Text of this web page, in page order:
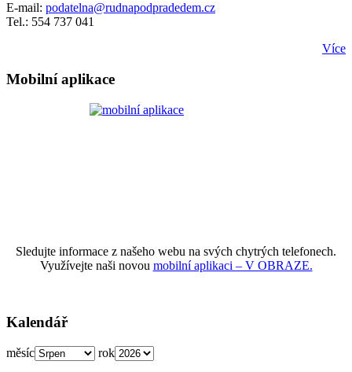
E-mail: podatelna@rudnapodpradedem.cz
Tel.: 554 737 041
Více
Mobilní aplikace
Sledujte informace z našeho webu na svých chytrých telefonech.
Využívejte naši novou mobilní aplikaci – V OBRAZE.
Kalendář
měsíc rok